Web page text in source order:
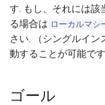
Finding
AttackFlow
GuardDuty
PortScan
PortScan
NodeGroupの追加
ALBを作成する
する
AWS
Google
Google API
Diagnosis API
す. もし、それには該
る場合は ローカルマシ
さい. （シングルイ
動することが可能です
ゴール